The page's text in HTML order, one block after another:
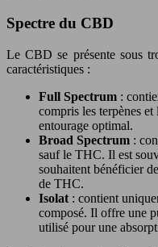
Spectre du CBD
Le CBD se présente sous
caractéristiques :
Full Spectrum :
compris les terpènes
entourage optimal.
Broad Spectrum :
sauf le THC. Il est
souhaitent bénéficier
de THC.
Isolat : contient
composé. Il offre une
utilisé pour une